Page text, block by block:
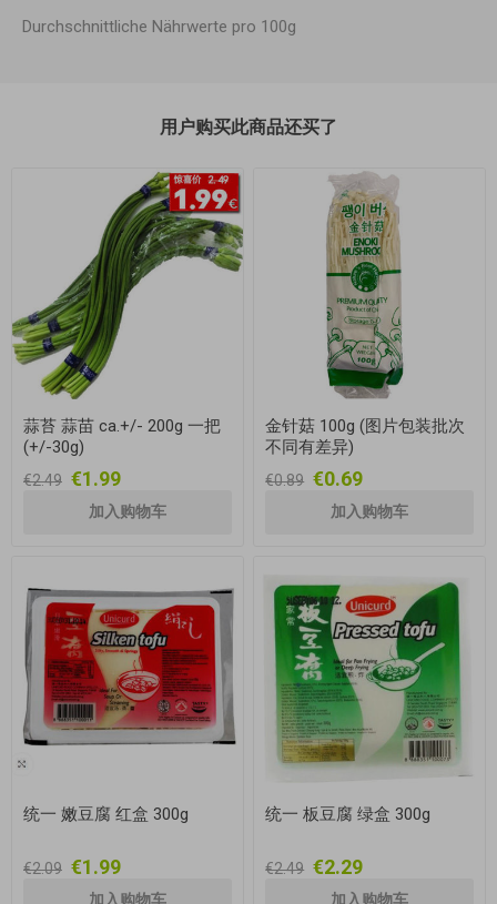
Durchschnittliche Nährwerte pro 100g
用户购买此商品还买了
蒜苔 蒜苗 ca.+/- 200g 一把
(+/-30g)
€2.49 €1.99
金针菇 100g (图片包装批次
不同有差异)
€0.89 €0.69
统一 嫩豆腐 红盒 300g
€2.09 €1.99
统一 板豆腐 绿盒 300g
€2.49 €2.29